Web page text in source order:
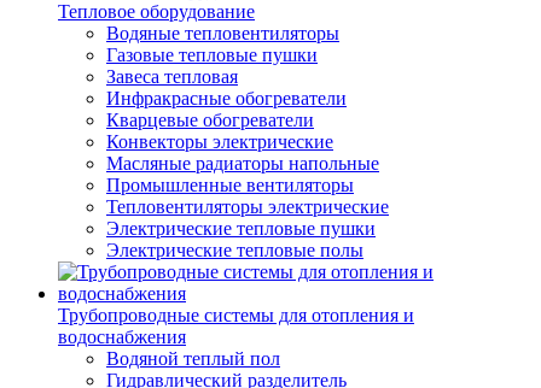
Тепловое оборудование
Водяные тепловентиляторы
Газовые тепловые пушки
Завеса тепловая
Инфракрасные обогреватели
Кварцевые обогреватели
Конвекторы электрические
Масляные радиаторы напольные
Промышленные вентиляторы
Тепловентиляторы электрические
Электрические тепловые пушки
Электрические тепловые полы
Трубопроводные системы для отопления и
водоснабжения
Водяной теплый пол
Гидравлический разделитель